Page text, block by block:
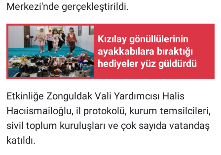
Merkezi'nde gerçekleştirildi.
Kızılay gönüllülerinin
ayakkabılara bıraktığı
hediyeler yüz güldürdü
Etkinliğe Zonguldak Vali Yardımcısı Halis
Hacıismailoğlu, il protokolü, kurum temsilcileri,
sivil toplum kuruluşları ve çok sayıda vatandaş
katıldı.